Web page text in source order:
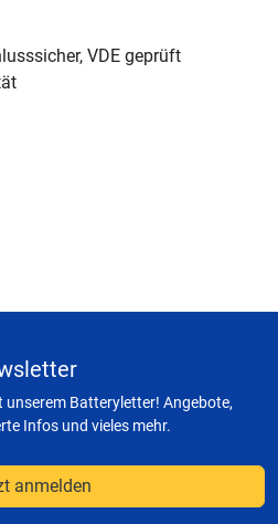
VDE geprüft
unserem Batteryletter! Angebote,
Infos und vieles mehr.
anmelden